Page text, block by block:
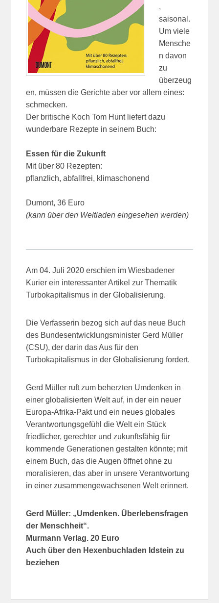
,
saisonal.
Um viele
Mensche
n davon
zu
überzeug
en, müssen die Gerichte aber vor allem eines:
schmecken.
Der britische Koch Tom Hunt liefert dazu
wunderbare Rezepte in seinem Buch:
Essen für die Zukunft
Mit über 80 Rezepten:
pflanzlich, abfallfrei, klimaschonend
Dumont, 36 Euro
(kann über den Weltladen eingesehenwerden)
Am 04. Juli 2020 erschien im Wiesbadener
Kurier ein interessanter Artikel zur Thematik
Turbokapitalismus in der Globalisierung.
Die Verfasserin bezog sich auf das neue Buch
des Bundesentwicklungsminister Gerd Müller
(CSU), der darin das Aus für den
Turbokapitalismus in der Globalisierung fordert.
Gerd Müller ruft zum beherzten Umdenken in
einer globalisierten Welt auf, in der ein neuer
Europa-Afrika-Pakt und ein neues globales
Verantwortungsgefühl die Welt ein Stück
friedlicher, gerechter und zukunftsfähig für
kommende Generationen gestalten könnte; mit
einem Buch, das die Augen öffnet ohne zu
moralisieren, das aber in unsere Verantwortung
in einer zusammengewachsenen Welt erinnert.
Gerd Müller: „Umdenken. Überlebensfragen
der Menschheit“.
Murmann Verlag. 20 Euro
Auch über den Hexenbuchladen Idstein zu
beziehen